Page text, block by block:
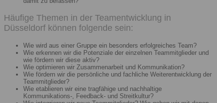
Häufige Themen in der Teamentwicklung in
Düsseldorf können folgende sein:
Wie wird aus einer Gruppe ein besonders erfolgreiches Team?
Wie erkennen wir die Potenziale der einzelnen Teammitglieder und
wie fördern wir diese aktiv?
Wie optimieren wir Zusammenarbeit und Kommunikation?
Wie fördern wir die persönliche und fachliche Weiterentwicklung der
Teammitglieder?
Wie etablieren wir eine tragfähige und nachhaltige
Kommunikations-, Feedback- und Streitkultur?